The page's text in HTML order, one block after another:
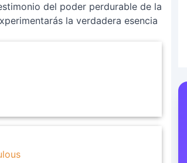
del poder perdurable de la
la verdadera esencia